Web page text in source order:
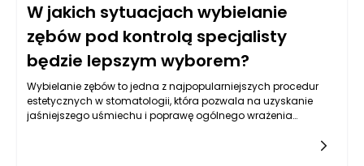
W jakich sytuacjach wybielanie
zębów pod kontrolą specjalisty
będzie lepszym wyborem?
Wybielanie zębów to jedna z najpopularniejszych procedur
estetycznych w stomatologii, która pozwala na uzyskanie
jaśniejszego uśmiechu i poprawę ogólnego wrażenia